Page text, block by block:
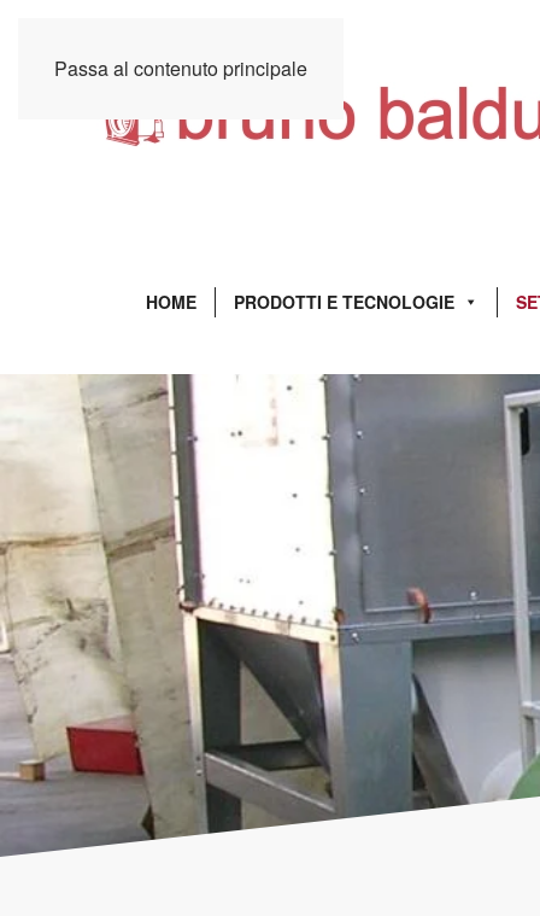
Passa al contenuto principale
HOME PRODOTTI E TECNOLOGIE